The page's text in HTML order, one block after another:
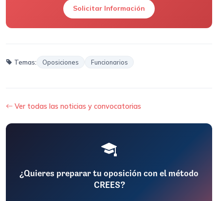
Solicitar Información
Temas: Oposiciones Funcionarios
Ver todas las noticias y convocatorias
¿Quieres preparar tu oposición con el método
CREES?